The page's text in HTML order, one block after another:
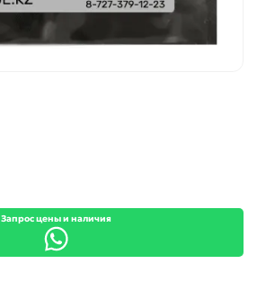
Запрос цены и наличия